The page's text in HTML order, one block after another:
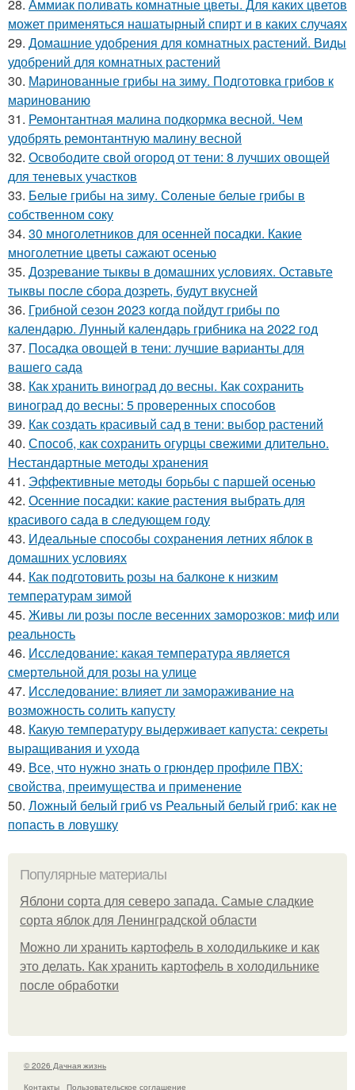
28. Аммиак поливать комнатные цветы. Для каких цветов
может применяться нашатырный спирт и в каких случаях
29. Домашние удобрения для комнатных растений. Виды
удобрений для комнатных растений
30. Маринованные грибы на зиму. Подготовка грибов к
маринованию
31. Ремонтантная малина подкормка весной. Чем
удобрять ремонтантную малину весной
32. Освободите свой огород от тени: 8 лучших овощей
для теневых участков
33. Белые грибы на зиму. Соленые белые грибы в
собственном соку
34. 30 многолетников для осенней посадки. Какие
многолетние цветы сажают осенью
35. Дозревание тыквы в домашних условиях. Оставьте
тыквы после сбора дозреть, будут вкусней
36. Грибной сезон 2023 когда пойдут грибы по
календарю. Лунный календарь грибника на 2022 год
37. Посадка овощей в тени: лучшие варианты для
вашего сада
38. Как хранить виноград до весны. Как сохранить
виноград до весны: 5 проверенных способов
39. Как создать красивый сад в тени: выбор растений
40. Способ, как сохранить огурцы свежими длительно.
Нестандартные методы хранения
41. Эффективные методы борьбы с паршей осенью
42. Осенние посадки: какие растения выбрать для
красивого сада в следующем году
43. Идеальные способы сохранения летних яблок в
домашних условиях
44. Как подготовить розы на балконе к низким
температурам зимой
45. Живы ли розы после весенних заморозков: миф или
реальность
46. Исследование: какая температура является
смертельной для розы на улице
47. Исследование: влияет ли замораживание на
возможность солить капусту
48. Какую температуру выдерживает капуста: секреты
выращивания и ухода
49. Все, что нужно знать о грюндер профиле ПВХ:
свойства, преимущества и применение
50. Ложный белый гриб vs Реальный белый гриб: как не
попасть в ловушку
Популярные материалы
Яблони сорта для северо запада. Самые сладкие
сорта яблок для Ленинградской области
Можно ли хранить картофель в холодилькике и как
это делать. Как хранить картофель в холодильнике
после обработки
© 2026 Дачная жизнь
Контакты
Пользовательское соглашение